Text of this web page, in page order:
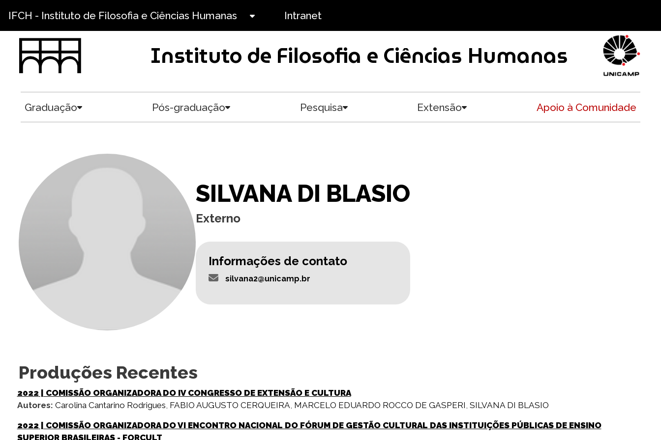
IFCH - Instituto de Filosofia e Ciências Humanas Intranet
Instituto de Filosofia e Ciências Humanas
Graduação Pós-graduação Pesquisa Extensão Apoio à Comunidade
SILVANA DI BLASIO
Externo
Informações de contato
silvana2@unicamp.br
Produções Recentes
2022 | COMISSÃO ORGANIZADORA DO IV CONGRESSO DE EXTENSÃO E CULTURA
Autores: Carolina Cantarino Rodrigues, FABIO AUGUSTO CERQUEIRA, MARCELO EDUARDO ROCCO DE GASPERI, SILVANA DI BLASIO
2022 | COMISSÃO ORGANIZADORA DO VI ENCONTRO NACIONAL DO FÓRUM DE GESTÃO CULTURAL DAS INSTITUIÇÕES PÚBLICAS DE ENSINO
SUPERIOR BRASILEIRAS - FORCULT